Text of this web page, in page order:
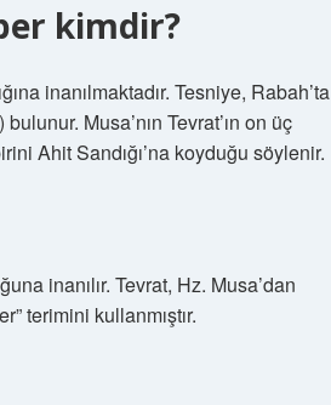
kimdir?
inanılmaktadır. Tesniye, Rabah’ta
Musa’nın Tevrat’ın on üç
Ahit Sandığı’na koyduğu söylenir.
inanılır. Tevrat, Hz. Musa’dan
terimini kullanmıştır.